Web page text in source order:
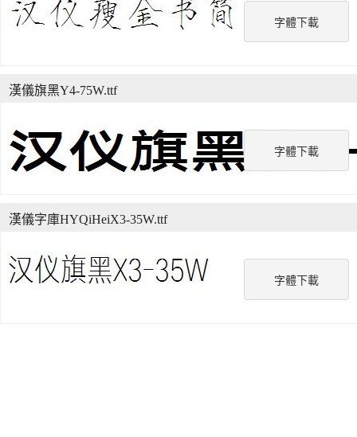
字體下載
字體下載
漢儀旗黑Y4-75W.ttf
字體下載
漢儀字庫HYQiHeiX3-35W.ttf